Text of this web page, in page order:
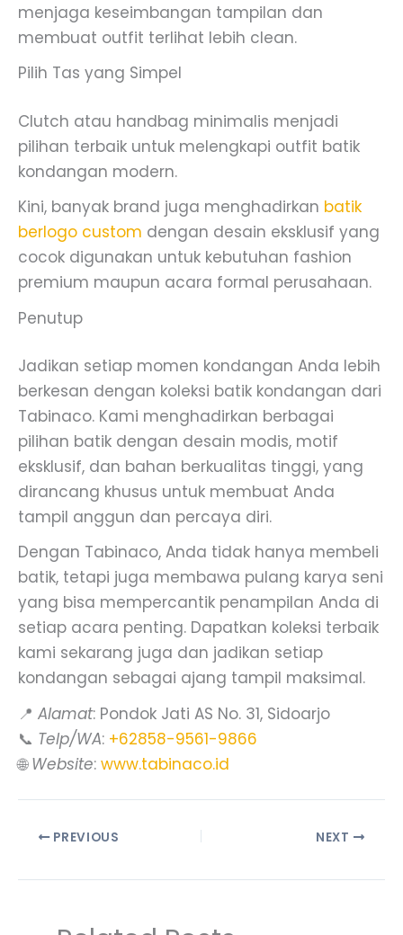
menjaga keseimbangan tampilan dan
membuat outfit terlihat lebih clean.
Pilih Tas yang Simpel
Clutch atau handbag minimalis menjadi
pilihan terbaik untuk melengkapi outfit batik
kondangan modern.
Kini, banyak brand juga menghadirkan batik
berlogo custom dengan desain eksklusif yang
cocok digunakan untuk kebutuhan fashion
premium maupun acara formal perusahaan.
Penutup
Jadikan setiap momen kondangan Anda lebih
berkesan dengan koleksi batik kondangan dari
Tabinaco. Kami menghadirkan berbagai
pilihan batik dengan desain modis, motif
eksklusif, dan bahan berkualitas tinggi, yang
dirancang khusus untuk membuat Anda
tampil anggun dan percaya diri.
Dengan Tabinaco, Anda tidak hanya membeli
batik, tetapi juga membawa pulang karya seni
yang bisa mempercantik penampilan Anda di
setiap acara penting. Dapatkan koleksi terbaik
kami sekarang juga dan jadikan setiap
kondangan sebagai ajang tampil maksimal.
📍 Alamat: Pondok Jati AS No. 31, Sidoarjo
📞 Telp/WA: +62858-9561-9866
🌐Website: www.tabinaco.id
PREVIOUS NEXT